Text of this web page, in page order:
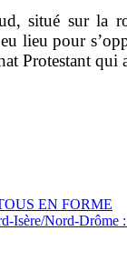
situé sur la
lieu pour
Protestant qui
EN FORME
Isère/Nord-Drôme :